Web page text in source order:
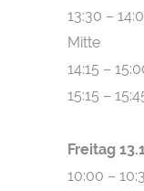
13:30 –
Mitte
14:15 –
15:15 –
Freitag
10:00 –